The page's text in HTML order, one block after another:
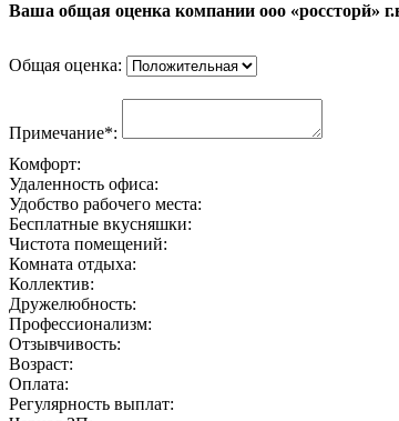
Ваша общая оценка компании ооо «россторй»
Общая оценка:
Примечание*:
Комфорт:
Удаленность офиса:
Удобство рабочего места:
Бесплатные вкусняшки:
Чистота помещений:
Комната отдыха:
Коллектив:
Дружелюбность:
Профессионализм:
Отзывчивость:
Возраст:
Оплата:
Регулярность выплат: